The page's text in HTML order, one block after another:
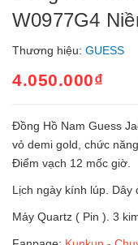
W0977G4
Thương hiệu: GUESS
4.050.000₫
Đồng Hồ Nam Guess
vỏ demi gold, chức
Điểm vạch 12 mốc giờ.
Lịch ngày kính lúp. Dây
Máy Quartz ( Pin ). 3